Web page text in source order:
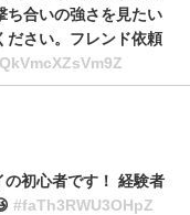
ち合いの強さを見たい
ださい。フレンド依頼
初心者です！ 経験者
#faTh3RWU3OHpZ